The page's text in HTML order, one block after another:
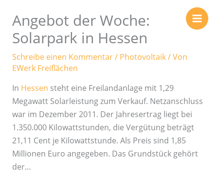
Inhalt
springen
Angebot der Woche:
Solarpark in Hessen
Schreibe einen Kommentar/ Photovoltaik/ Von
EWerk Freiflächen
In Hessen steht eine Freilandanlage mit 1,29
Megawatt Solarleistung zum Verkauf. Netzanschluss
war im Dezember 2011. Der Jahresertrag liegt bei
1.350.000 Kilowattstunden, die Vergütung beträgt
21,11 Cent je Kilowattstunde. Als Preis sind 1,85
Millionen Euro angegeben. Das Grundstück gehört
der…